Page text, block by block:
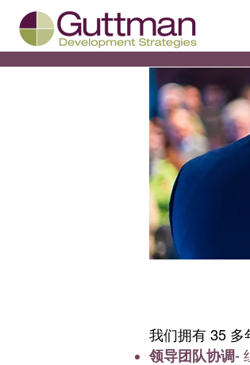
我们拥有 35 多
领导团队协调-